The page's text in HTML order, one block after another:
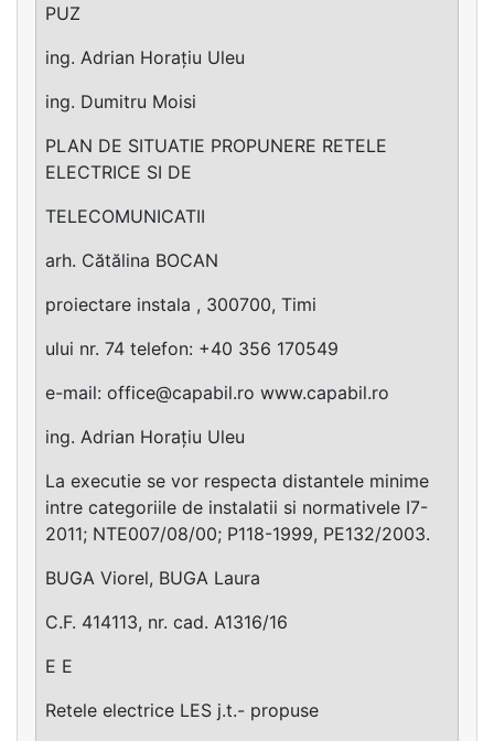
PUZ
ing. Adrian Horațiu Uleu
ing. Dumitru Moisi
PLAN DE SITUATIE PROPUNERE RETELE
ELECTRICE SI DE
TELECOMUNICATII
arh. Cătălina BOCAN
proiectare instala , 300700, Timi
ului nr. 74 telefon: +40 356 170549
e-mail: office@capabil.ro www.capabil.ro
ing. Adrian Horațiu Uleu
La executie se vor respecta distantele minime
intre categoriile de instalatii si normativele I7-
2011; NTE007/08/00; P118-1999, PE132/2003.
BUGA Viorel, BUGA Laura
C.F. 414113, nr. cad. A1316/16
E E
Retele electrice LES j.t.- propuse